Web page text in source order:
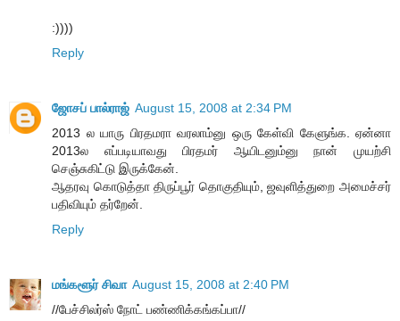
:))))
Reply
ஜோசப் பால்ராஜ் August 15, 2008 at 2:34 PM
2013 ல யாரு பிரதமரா வரலாம்னு ஒரு கேள்வி கேளுங்க. ஏன்னா
2013ல எப்படியாவது பிரதமர் ஆயிடனும்னு நான் முயற்சி
செஞ்சுகிட்டு இருக்கேன்.
ஆதரவு கொடுத்தா திருப்பூர் தொகுதியும், ஜவுளித்துறை அமைச்சர்
பதிவியும் தர்றேன்.
Reply
மங்களூர் சிவா August 15, 2008 at 2:40 PM
//பேச்சிலர்ஸ் நோட் பண்ணிக்கங்கப்பா//